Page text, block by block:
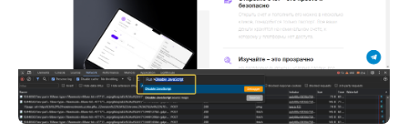
Журнал
vc.ru
Посмотреть
VK-видео
Youtube